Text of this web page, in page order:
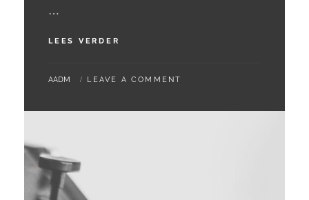
…
LEES VERDER
–
BY
AADM LEAVE A COMMENT